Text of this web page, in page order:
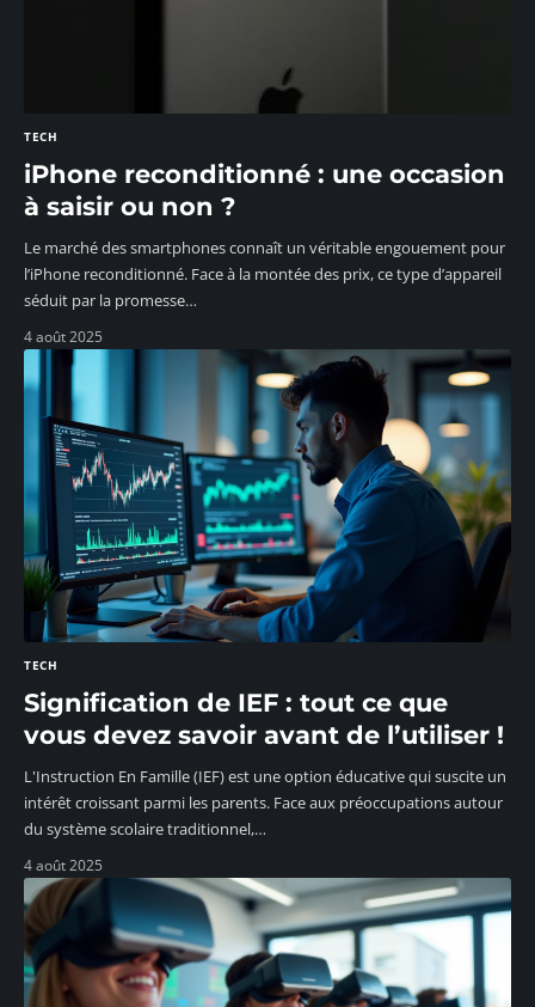
TECH
iPhone reconditionné : une occasion
à saisir ou non ?
Le marché des smartphones connaît un véritable engouement pour
l’iPhone reconditionné. Face à la montée des prix, ce type d’appareil
séduit par la promesse…
4 août 2025
TECH
Signification de IEF : tout ce que
vous devez savoir avant de l’utiliser !
L'Instruction En Famille (IEF) est une option éducative qui suscite un
intérêt croissant parmi les parents. Face aux préoccupations autour
du système scolaire traditionnel,…
4 août 2025